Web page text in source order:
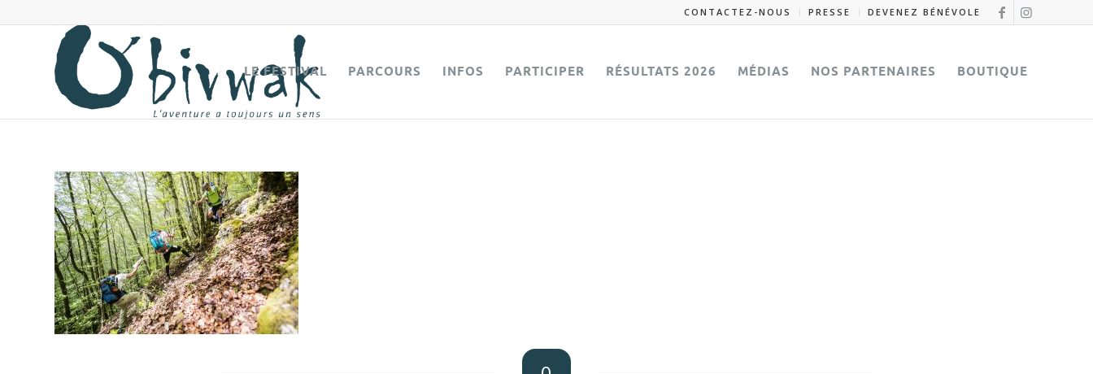
CONTACTEZ-NOUS PRESSE DEVENEZ BÉNÉVOLE
LE FESTIVAL PARCOURS INFOS PARTICIPER RÉSULTATS 2026 MÉDIAS NOS PARTENAIRES BOUTIQUE